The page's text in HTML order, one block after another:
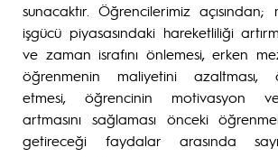
sunacaktır. Öğrencilerimiz
işgücü piyasasındaki hareketliliği
ve zaman israfını önlemesi, erken
öğrenmenin maliyetini azaltması,
etmesi, öğrencinin motivasyon
artmasını sağlaması önceki
getireceği faydalar arasında